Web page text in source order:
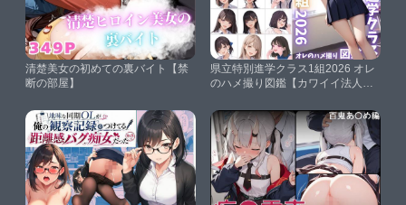
清楚美女の初めての裏バイト【禁
断の部屋】
県立特別進学クラス1組2026 オレ
のハメ撮り図鑑【カワイイ法人